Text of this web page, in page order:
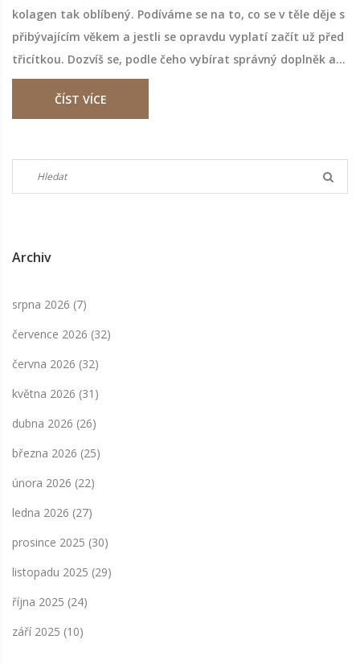
kolagen tak oblíbený. Podíváme se na to, co se v těle děje s
přibývajícím věkem a jestli se opravdu vyplatí začít už před
třicítkou. Dozvíš se, podle čeho vybírat správný doplněk a
proč nepodcenit zdravý životní styl. Přihodím pár
vychytávek, díky kterým kolagen zafunguje co nejlépe.
ČÍST VÍCE
Archiv
srpna 2026 (7)
července 2026 (32)
června 2026 (32)
května 2026 (31)
dubna 2026 (26)
března 2026 (25)
února 2026 (22)
ledna 2026 (27)
prosince 2025 (30)
listopadu 2025 (29)
října 2025 (24)
září 2025 (10)